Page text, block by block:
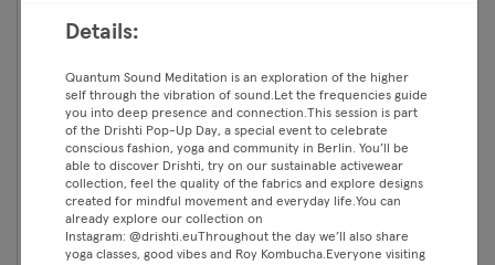
17:40
Classic
Premium
Prenzlauer Berg
Lotos Yoga
Ga door
Details:
Quantum Sound Meditation is an exploration of the higher
self through the vibration of sound.Let the frequencies guide
you into deep presence and connection.This session is part
of the Drishti Pop-Up Day, a special event to celebrate
conscious fashion, yoga and community in Berlin. You’ll be
able to discover Drishti, try on our sustainable activewear
collection, feel the quality of the fabrics and explore designs
created for mindful movement and everyday life.You can
already explore our collection on
Instagram: @drishti.euThroughout the day we’ll also share
yoga classes, good vibes and Roy Kombucha.Everyone visiting